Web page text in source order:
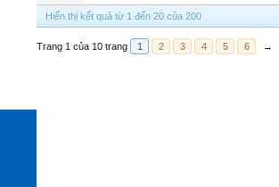
Hiển thị kết quả từ 1 đến 20 của 200
Trang 1 của 10 trang 1 2 3 4 5 6 →